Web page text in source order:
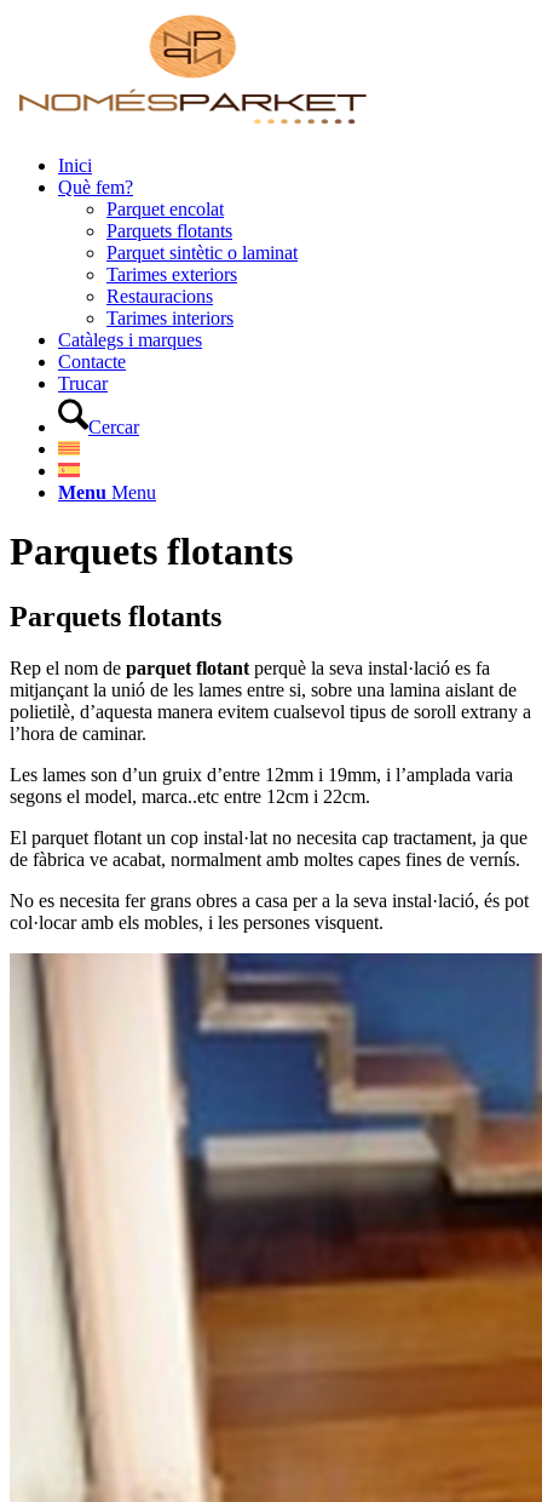
Inici
Què fem?
Parquet encolat
Parquets flotants
Parquet sintètic o laminat
Tarimes exteriors
Restauracions
Tarimes interiors
Catàlegs i marques
Contacte
Trucar
Cercar
Menu Menu
Parquets flotants
Parquets flotants
Rep el nom de parquet flotant perquè la seva instal·lació es fa
mitjançant la unió de les lames entre si, sobre una lamina aislant de
polietilè, d’aquesta manera evitem cualsevol tipus de soroll extrany a
l’hora de caminar.
Les lames son d’un gruix d’entre 12mm i 19mm, i l’amplada varia
segons el model, marca..etc entre 12cm i 22cm.
El parquet flotant un cop instal·lat no necesita cap tractament, ja que
de fàbrica ve acabat, normalment amb moltes capes fines de vernís.
No es necesita fer grans obres a casa per a la seva instal·lació, és pot
col·locar amb els mobles, i les persones visquent.